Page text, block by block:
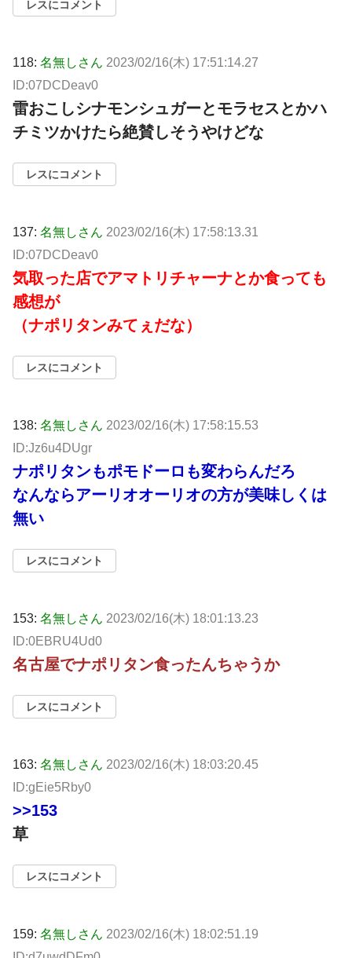
レスにコメント
118: 名無しさん 2023/02/16(木) 17:51:14.27
ID:07DCDeav0
雷おこしシナモンシュガーとモラセスとかハ
チミツかけたら絶賛しそうやけどな
レスにコメント
137: 名無しさん 2023/02/16(木) 17:58:13.31
ID:07DCDeav0
気取った店でアマトリチャーナとか食っても
感想が
（ナポリタンみてぇだな）
レスにコメント
138: 名無しさん 2023/02/16(木) 17:58:15.53
ID:Jz6u4DUgr
ナポリタンもポモドーロも変わらんだろ
なんならアーリオオーリオの方が美味しくは
無い
レスにコメント
153: 名無しさん 2023/02/16(木) 18:01:13.23
ID:0EBRU4Ud0
名古屋でナポリタン食ったんちゃうか
レスにコメント
163: 名無しさん 2023/02/16(木) 18:03:20.45
ID:gEie5Rby0
>>153
草
レスにコメント
159: 名無しさん 2023/02/16(木) 18:02:51.19